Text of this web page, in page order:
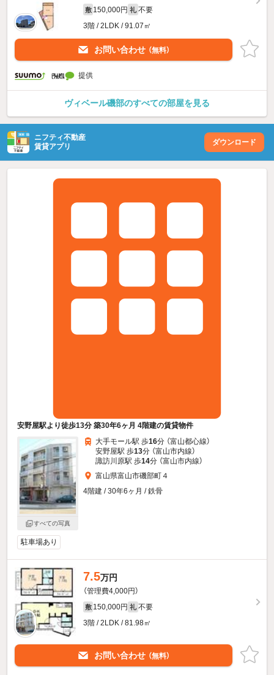
敷 150,000円 礼 不要
3階 / 2LDK / 91.07㎡
お問い合わせ （無料）
提供
ヴィベール磯部のすべての部屋を見る
ニフティ不動産
賃貸アプリ
ダウンロード
安野屋駅より徒歩13分 築30年6ヶ月 4階建の賃貸物件
すべての写真
大手モール駅 歩16分 （富山都心線）
安野屋駅 歩13分 （富山市内線）
諏訪川原駅 歩14分 （富山市内線）
富山県富山市磯部町４
4階建 / 30年6ヶ月 / 鉄骨
駐車場あり
7.5万円
（管理費4,000円）
敷 150,000円 礼 不要
3階 / 2LDK / 81.98㎡
お問い合わせ （無料）